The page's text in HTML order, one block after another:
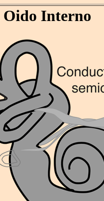
Interno